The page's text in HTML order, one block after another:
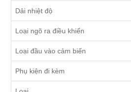
Dải nhiệt độ
Loại ngõ ra điều khiển
Loại đầu vào cảm biến
Phụ kiện đi kèm